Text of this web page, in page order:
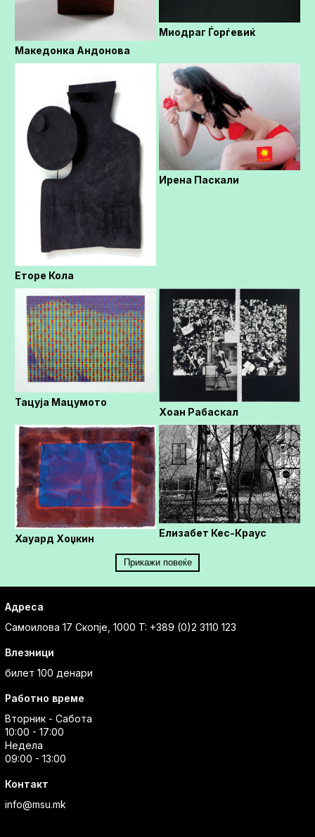
Македонка Андонова
Миодраг Ѓорѓевиќ
Еторе Кола
Ирена Паскали
Тацуја Мацумото
Хоан Рабаскал
Хауард Хоџкин Елизабет Кес-Краус
Прикажи повеќе
Адреса
Самоилова 17 Скопје, 1000 T: +389 (0)2 3110 123
Влезници
билет 100 денари
Работно време
Вторник - Сабота
10:00 - 17:00
Недела
09:00 - 13:00
Контакт
info@msu.mk